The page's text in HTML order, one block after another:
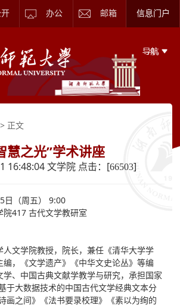
办公 邮箱 信息门户
正文
慧之光”学术讲座
16:48:04 文学院 点击：[66503]
日（周五） 9:00
院417 古代文学教研室
人文学院教授，院长，兼任《清华大学学
，《文学遗产》《中华文史论丛》等编
、中国古典文献学教学与研究，承担国家
于大数据技术的中国古代文学经典文本分
画之间》《法书要录校理》《素以为绚的